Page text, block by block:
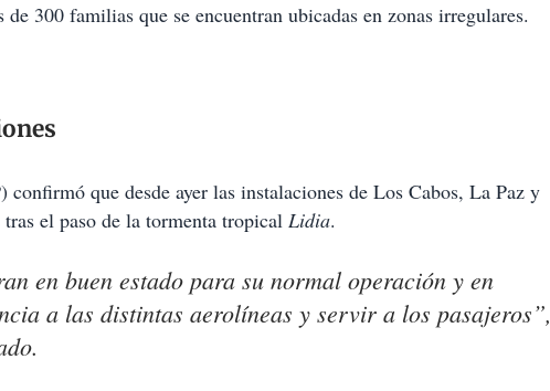
300 familias que se encuentran ubicadas en zonas irregulares.
que desde ayer las instalaciones de Los Cabos, La Paz y
el paso de la tormenta tropical Lidia.
en buen estado para su normal operación y en
a las distintas aerolíneas y servir a los pasajeros”,